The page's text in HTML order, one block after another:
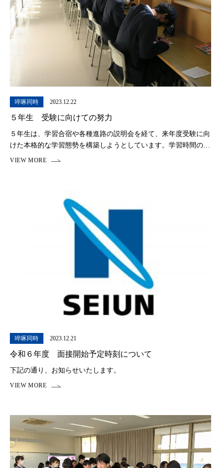
啐啄同時 2023.12.22
５年生 受験に向けての努力
５年生は、学習合宿や各種進路の説明会を経て、来年度受験に向
けた本格的な学習態勢を構築しようとしています。学習時間の確
保や、質の向上を図るため、それぞれが今まで自分が行っていた
啐啄同時 2023.12.21
令和６年度 面接開始予定時刻について
下記の通り、お知らせいたします。